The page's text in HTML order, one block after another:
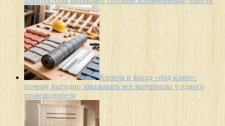
Кровля и фасад «под ключ»:
почему выгодно заказывать все материалы у одного
производителя